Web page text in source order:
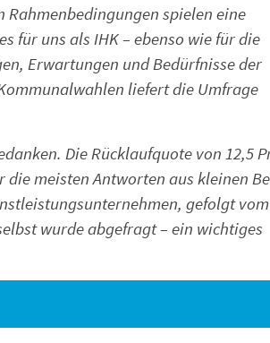
spielen eine
für uns als IHK – ebenso wie für die
Erwartungen und Bedürfnisse der
liefert die Umfrage
Die Rücklaufquote von 12,5
meisten Antworten aus kleinen
gefolgt vom
wurde abgefragt – ein wichtiges